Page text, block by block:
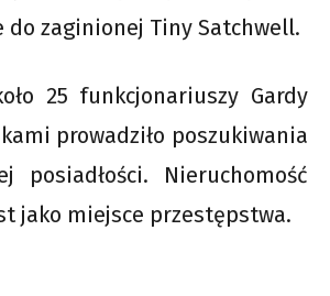
do zaginionej Tiny Satchwell.
25 funkcjonariuszy Gardy
prowadziło poszukiwania
posiadłości. Nieruchomość
jako miejsce przestępstwa.